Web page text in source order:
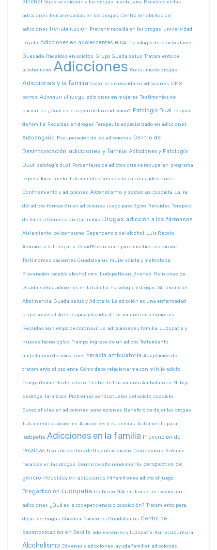
alcohol Superar adicción a las drogas marihuana Recaídas en las
adicciones Evitar recaídas en las drogas Centro rehabilitación
adicciones Rehabilitación Prevenir recaída en las drogas Universidad
Loyola Adicciones en adolescentes NICA Psicología del adicto Javier
Quesada Recaídas en adictos Grupo Guadalsalus Tratamiento de
alcoholismo Adicciones Consumo de drogas
Adicciones y la familia factores de recaída en adicciones OMS
porros Adicción al juego adiciones en mujeres Testimonios de
pacientes ¿Cuál es el origen de la coadicción? Patología Dual terapia
de familia Recaídas en drogas Terapeuta especializado en adicciones
Autoengaño Recuperación de las adicciones Centro de
Desintoxicación adicciones y familia Adicciones y Patología
Dual patología dual Porcentajes de adictos que se recuperan programa
exprés Tocar fondo Tratamiento aconsejado para las adicciones
Confinamiento y adicciones Alcoholismo y secuelas coadicta La ira
del adicto formación en adicciones juego patológico Recaidas Terapias
de Tercera Generación Cannabis Drogas adicción a los fármacos
Aislamiento policonsumo Dependencia del alcohol Luis Rebolo
Adicción a la ludopatía Covid19 consumo problemático coadicción
Testimonios pacientes Guadalsalus mujer adicta y maltratada
Prevención recaída alcoholismo Ludopatía en jóvenes Opiniones de
Guadalsalus adiciones en la familia Psicología y drogas Síndrome de
Abstinencia Guadalsalus y Adictalia La adicción es una enfermedad
biopsicosocial Arteterapia aplicada al tratamiento de adicciones
Recaídas en tiempo de coronavirus adiccionese y familia Ludopatía y
nuevas tecnologías Tiempo ingreso de un adicto Tratamiento
ambulatorio de adicciones terapia ambulatoria Adaptación del
tratamiento al paciente Cómo debo relacionarme con mi hijo adicto
Comportamiento del adicto Centro de Tratamiento Ambulatorio Mi hijo
se droga fármacos Problemas conductuales del adicto coadicto
Especialistas en adicciones autolesiones Beneficio de dejar las drogas
Tratamiento adicciones Adicciones y epidemias Tratamiento para
ludopatía Adicciones en la familia Prevención de
recaídas Tipos de centros de Desintoxicación Coronavirus Señales
recaídas en las drogas Centro de alto rendimiento perspectiva de
género Recaídas en adicciones Mi familiar es adicto al juego
Drogadicción Ludopatía Instituto MIA síntomas de recaída en
adicciones ¿Qué es la codependencia o coadicción? Tratamiento para
dejar las drogas Cocaína Pacientes Guadalsalus Centro de
desintoxicación en Sevilla adolescentes y ludopatía Auriacupuntura
Alcoholismo Jóvenes y adicciones ayuda familiar adicciones